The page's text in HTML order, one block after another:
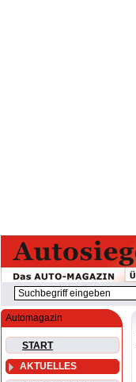
Automagazin
START
AKTUELLES